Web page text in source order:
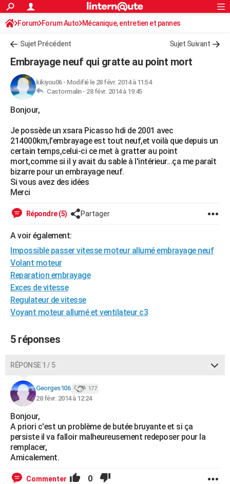
ACTUALITÉS
Politique
Société
Faits Divers
Education
Monde
Villes
+
FINANCE
Retraite
Impôts
Epargne
Immobilier
Risques naturels par ville
Banque
Assurance
Crédit
AUTO
Essais
Réserver un essai
Citadines
Berlines
SUV
Forum auto
+HIGH-TECH
Mobiles
Meilleur smartphone
Internet
Ordinateurs
Jeux vidéo
Guide high-tech
+BRICOLAGE
Forum
Aménagement intérieur
Extérieur
Cuisine
Salle de bains
Jardinage
Rangement
WEEK-END
Guides de France
Escapades
Patrimoine
Expositions
Musées
Week-end nature
+LIFESTYLE
Alimentation
Guide de la santé
Maladies
Médicaments
Sommeil
Destinations
City break
Voyage nature
Voyage de noces
Forum
Climat
+
GUIDES D'ACHAT
BONS PLANS
CARTE DE VOEUX
Dictionnaire
Biographies
Citations
Expressions
Proverbes
PROGRAMME TV
COPAINS D'AVANT
S'inscrire
Se connecter
Lycées
Collèges
Primaires
Universités
Entreprises
Service militaire
Avis de recherche
AVIS DE DÉCÈS
Bricolage
Lifestyle
Culture
Sport
Auto
Television
Voyage
Cinema
Rechercher
S'inscrire
Connexion
Forum Forum Auto Mécanique, entretien et pannes
Sujet Précédent Sujet Suivant
Embrayage neuf qui gratte au point mort
kikiyou06- Modifié le 28 févr. 2014 à 11:54
Castormalin - 28 févr. 2014 à 19:45
Bonjour,
Je possède un xsara Picasso hdi de 2001 avec
214000km,l'embrayage est tout neuf,et voilà que depuis un
certain temps,celui-ci ce met à gratter au point
mort,comme si il y avait du sable à l'intérieur...ça me paraît
bizarre pour un embrayage neuf.
Si vous avez des idées
Merci
Répondre (5) Partager
A voir également:
Impossible passer vitesse moteur allumé embrayage neuf
Volant moteur
Reparation embrayage
Exces de vitesse
Regulateur de vitesse
Voyant moteur allumé et ventilateur c3
5 réponses
RÉPONSE 1 / 5
Georges106 177
28 févr. 2014 à 12:24
Bonjour,
A priori c'est un problème de butée bruyante et si ça
persiste il va falloir malheureusement redeposer pour la
remplacer,
Amicalement.
Commenter 0